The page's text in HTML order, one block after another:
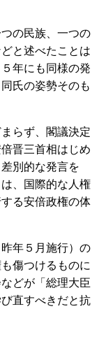
の民族、一つの
と述べたことは
年にも同様の発
氏の姿勢そのも
らず、閣議決定
晋三首相はじめ
別的な発言を
、国際的な人権
る安倍政権の体
年５月施行）の
傷つけるものに
どが「総理大臣
直すべきだと抗